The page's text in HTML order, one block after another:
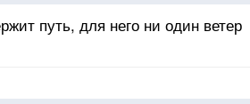
путь, для него ни один ветер